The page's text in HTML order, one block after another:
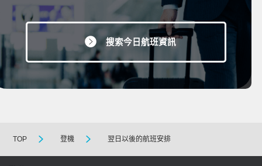
搜索今日航班資訊
TOP 登機 翌日以後的航班安排